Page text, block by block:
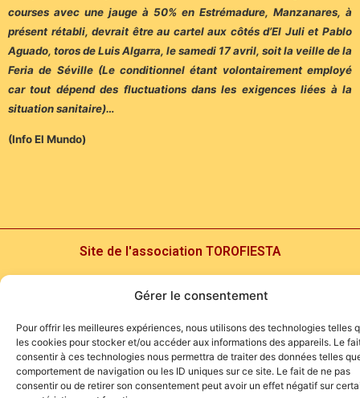
Gérer le consentement
Pour offrir les meilleures expériences, nous utilisons des technologies telles
les cookies pour stocker et/ou accéder aux informations des appareils. Le
consentir à ces technologies nous permettra de traiter des données telles
comportement de navigation ou les ID uniques sur ce site. Le fait de ne pas
consentir ou de retirer son consentement peut avoir un effet négatif sur
courses avec une jauge à 50% en Estrémadure, Manzanares, à
présent rétabli, devrait être au cartel aux côtés d’El Juli et Pablo
Aguado, toros de Luis Algarra, le samedi 17 avril, soit la veille de la
Feria de Séville (Le conditionnel étant volontairement employé
car tout dépend des fluctuations dans les exigences liées à la
situation sanitaire)…
(Info El Mundo)
Site de l'association TOROFIESTA